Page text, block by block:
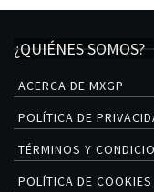
¿QUIÉNES SOMOS?
ACERCA DE MXGP
POLÍTICA DE
TÉRMINOS Y
POLÍTICA DE COOKIES